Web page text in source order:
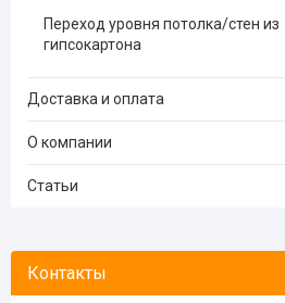
Переход уровня потолка/стен из
гипсокартона
Доставка и оплата
О компании
Статьи